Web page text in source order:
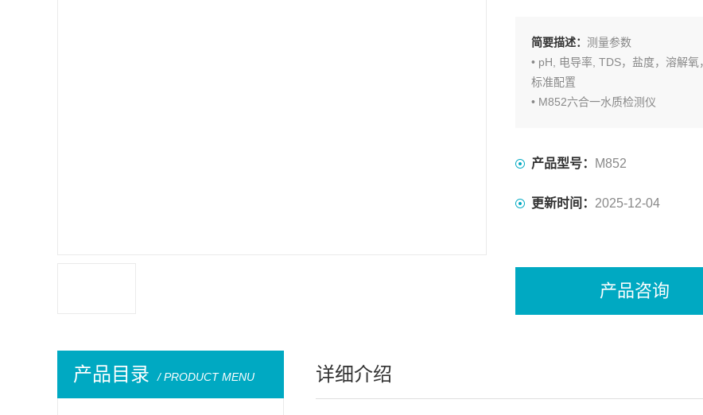
简要描述： 测量参数
• pH, 电导率, TDS，盐度，溶解氧
标准配置
• M852六合一水质检测仪
• CON-1-10K铂金电导电极
• DO100 型溶解氧电极
产品型号： M852
更新时间： 2025-12-04
产品咨询
产品目录 / PRODUCT MENU 详细介绍